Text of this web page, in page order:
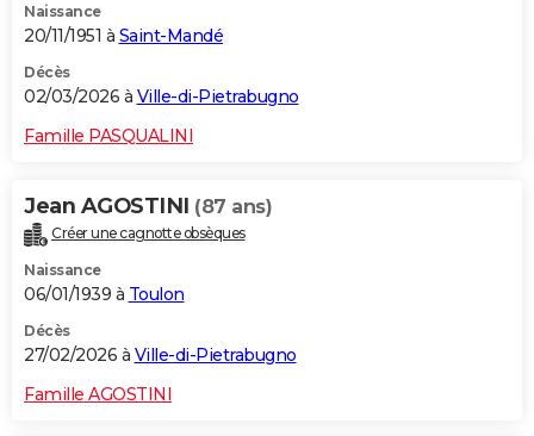
Naissance
20/11/1951 à Saint-Mandé
Décès
02/03/2026 à Ville-di-Pietrabugno
Famille PASQUALINI
Jean AGOSTINI (87 ans)
Créer une cagnotte obsèques
Naissance
06/01/1939 à Toulon
Décès
27/02/2026 à Ville-di-Pietrabugno
Famille AGOSTINI